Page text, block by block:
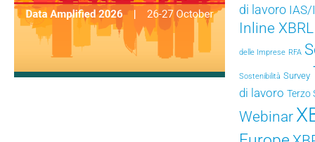
di lavoro IAS/
Inline XBRL
delle Imprese RFA
Sostenibilità Survey
di lavoro Terzo
Webinar